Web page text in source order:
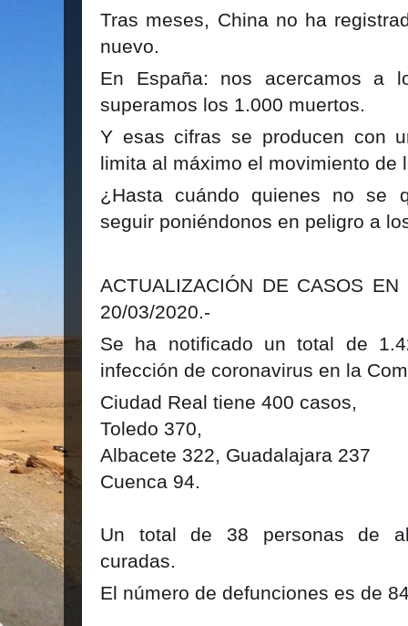
Tras meses, China no ha
nuevo.
En España: nos acercamos a
superamos los 1.000 muertos.
Y esas cifras se producen con
limita al máximo el movimiento de
¿Hasta cuándo quienes no se
seguir poniéndonos en peligro a
ACTUALIZACIÓN DE CASOS EN
20/03/2020.-
Se ha notificado un total de
infección de coronavirus en la
Ciudad Real tiene 400 casos,
Toledo 370,
Albacete 322, Guadalajara 237
Cuenca 94.
Un total de 38 personas de
curadas.
El número de defunciones es de